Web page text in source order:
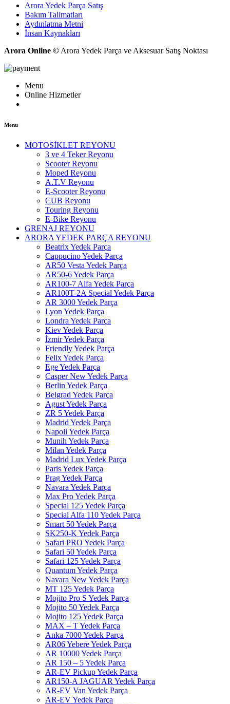
Arora Yedek Parça Satış
Bakım Talimatları
Aydınlatma Metni
İnsan Kaynakları
Arora Online © Arora Yedek Parça ve Aksesuar Satış Noktası
Menu
Online Hizmetler
Menu
MOTOSİKLET REYONU
3 ve 4 Teker Reyonu
Scooter Reyonu
Moped Reyonu
A.T.V Reyonu
E-Scooter Reyonu
CUB Reyonu
Touring Reyonu
E-Bike Reyonu
GRENAJ REYONU
ARORA YEDEK PARÇA REYONU
Beatrix Yedek Parça
Cappucino Yedek Parça
AR50 Vesta Yedek Parça
AR50-6 Yedek Parça
AR100-7 Alfa Yedek Parça
AR100T-2A Special Yedek Parça
AR 3000 Yedek Parça
Lyon Yedek Parça
Londra Yedek Parça
Kiev Yedek Parça
İzmir Yedek Parça
Friendly Yedek Parça
Felix Yedek Parça
Ege Yedek Parça
Casper New Yedek Parça
Berlin Yedek Parça
Belgrad Yedek Parça
Agust Yedek Parça
ZR 5 Yedek Parça
Madrid Yedek Parça
Napoli Yedek Parça
Munih Yedek Parça
Milan Yedek Parça
Madrid Lux Yedek Parça
Paris Yedek Parça
Prag Yedek Parça
Navara Yedek Parça
Max Pro Yedek Parça
Special 125 Yedek Parça
Special Alfa 110 Yedek Parça
Smart 50 Yedek Parça
SK250-K Yedek Parça
Safari PRO Yedek Parça
Safari 50 Yedek Parça
Safari 125 Yedek Parça
Quantum Yedek Parça
Navara New Yedek Parça
MT 125 Yedek Parça
Mojito Pro S Yedek Parça
Mojito 50 Yedek Parça
Mojito 125 Yedek Parça
MAX – T Yedek Parça
Anka 7000 Yedek Parça
AR06 Yebere Yedek Parça
AR 10000 Yedek Parça
AR 150 – 5 Yedek Parça
AR-EV Pickup Yedek Parça
AR150-A JAGUAR Yedek Parça
AR-EV Van Yedek Parça
AR-EV Yedek Parça